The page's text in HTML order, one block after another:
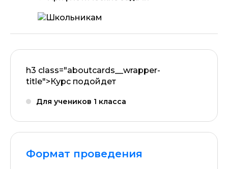
h3 class="aboutcards__wrapper-
title">Курс подойдет
Для учеников 1 класса
Формат проведения